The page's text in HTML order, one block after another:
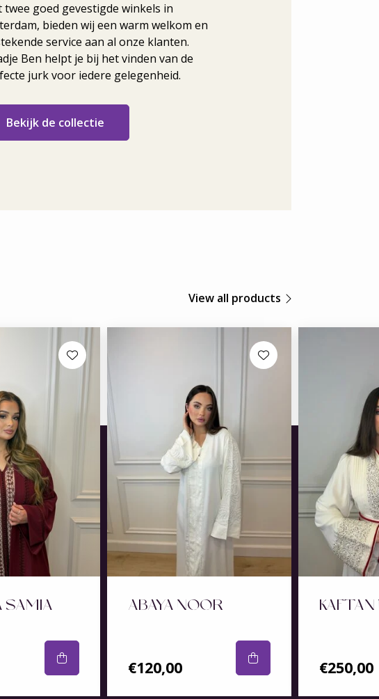
twee goed gevestigde winkels in
bieden wij een warm welkom en
service aan al onze klanten.
Ben helpt je bij het vinden van de
jurk voor iedere gelegenheid.
Bekijk de collectie
View all products
SAMIA ABAYA NOOR
€120,00 €250,00